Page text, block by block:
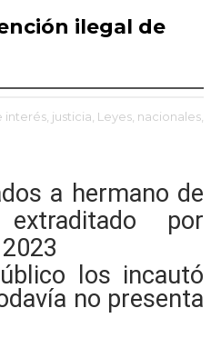
ilegal de
interés, justicia, Leyes, nacionales,
a hermano de
por
los incautó
no presenta